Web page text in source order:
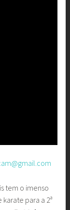
tem o imenso
para a 2ª